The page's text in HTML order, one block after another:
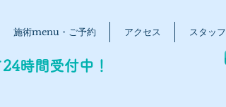
施術menu・ご予約 アクセス スタッフ
時間受付中！